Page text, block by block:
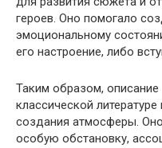
героев. Оно помогало
эмоциональному
его настроение, либо
Таким образом,
классической
создания атмосферы.
особую обстановку,